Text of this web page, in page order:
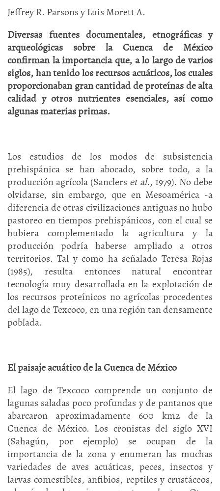
Jeffrey R. Parsons y Luis Morett A.
Diversas fuentes documentales, etnográficas y
arqueológicas sobre la Cuenca de México
confirman la importancia que, a lo largo de varios
siglos, han tenido los recursos acuáticos, los cuales
proporcionaban gran cantidad de proteínas de alta
calidad y otros nutrientes esenciales, así como
algunas materias primas.
Los estudios de los modos de subsistencia
prehispánica se han abocado, sobre todo, a la
producción agrícola (Sanclers et al., 1979). No debe
olvidarse, sin embargo, que en Mesoamérica -a
diferencia de otras civilizaciones antiguas no hubo
pastoreo en tiempos prehispánicos, con el cual se
hubiera complementado la agricultura y la
producción podría haberse ampliado a otros
territorios. Tal y como ha señalado Teresa Rojas
(1985), resulta entonces natural encontrar
tecnología muy desarrollada en la explotación de
los recursos proteínicos no agrícolas procedentes
del lago de Texcoco, en una región tan densamente
poblada.
El paisaje acuático de la Cuenca de México
El lago de Texcoco comprende un conjunto de
lagunas saladas poco profundas y de pantanos que
abarcaron aproximadamente 600 km2 de la
Cuenca de México. Los cronistas del siglo XVI
(Sahagún, por ejemplo) se ocupan de la
importancia de la zona y enumeran las muchas
variedades de aves acuáticas, peces, insectos y
larvas comestibles, anfibios, reptiles y crustáceos,